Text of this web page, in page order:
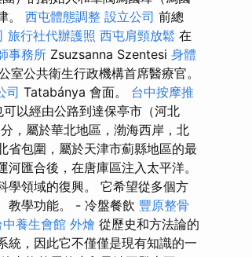
。 西屯體態調整 設立公司 前總
旅行社代辦護照 西屯肩頸放鬆 在
事務所 Zsuzsanna Szentesi 身體
公共衛生行政機構首席醫療官。
司 Tatabánya 會面。 台中按摩推
以經由公路到達保亭市（河北
，屬於華北地區，渤海西岸，北
省包圍，屬於天津市薊縣地區的最
匯合後，在唐庫區注入太平洋。
學領域的復興。 它希望從多個方
教學功能。 - 冷盤餐飲 豐原整骨
中養生會館 外燴 從歷史和方法論的
統，因此它不僅僅是現有知識的一